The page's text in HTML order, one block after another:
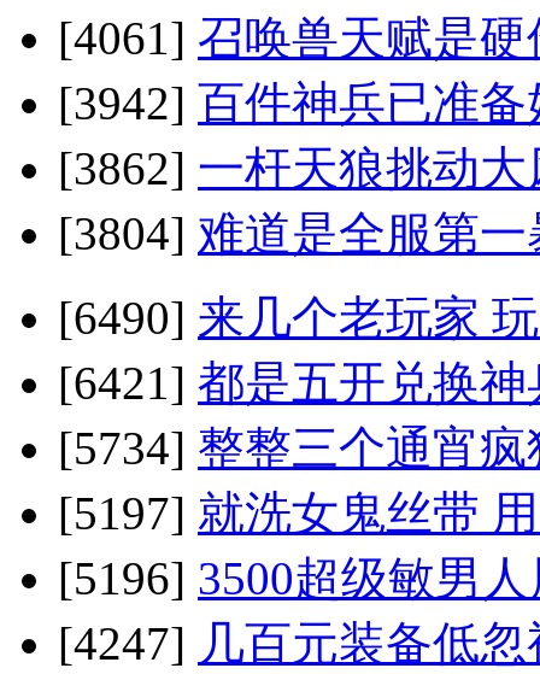
[4061] 召唤兽天赋是
[3942] 百件神兵已准
[3862] 一杆天狼挑动
[3804] 难道是全服第
[6490] 来几个老玩家
[6421] 都是五开兑换
[5734] 整整三个通宵
[5197] 就洗女鬼丝带
[5196] 3500超级敏男
[4247] 几百元装备低